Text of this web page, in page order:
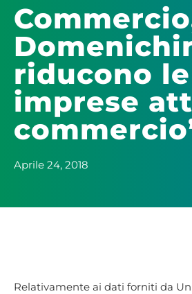
riducono le
imprese
Aprile 24, 2018
Relativamente ai dati forniti da